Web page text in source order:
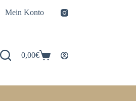
Mein Konto
Warenkorb
0,00€